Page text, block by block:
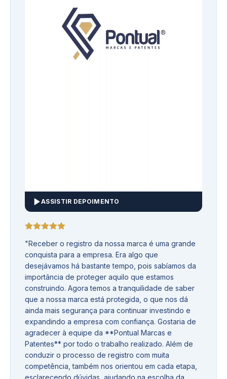
ASSISTIR DEPOIMENTO
"Receber o registro da nossa marca é uma grande
conquista para a empresa. Era algo que
desejávamos há bastante tempo, pois sabíamos da
importância de proteger aquilo que estamos
construindo. Agora temos a tranquilidade de saber
que a nossa marca está protegida, o que nos dá
ainda mais segurança para continuar investindo e
expandindo a empresa com confiança. Gostaria de
agradecer à equipe da **Pontual Marcas e
Patentes** por todo o trabalho realizado. Além de
conduzir o processo de registro com muita
competência, também nos orientou em cada etapa,